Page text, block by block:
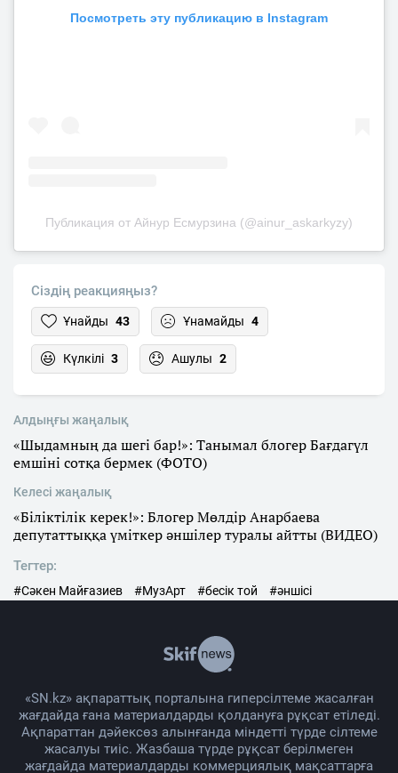
Посмотреть эту публикацию в Instagram
Публикация от Айнур Есмурзина (@ainur_askarkyzy)
Сіздің реакцияңыз?
Ұнайды 43 Ұнамайды 4
Күлкілі 3 Ашулы 2
Алдыңғы жаңалық
«Шыдамның да шегі бар!»: Танымал блогер Бағдагүл
емшіні сотқа бермек (ФОТО)
Келесі жаңалық
«Біліктілік керек!»: Блогер Мөлдір Анарбаева
депутаттыққа үміткер әншілер туралы айтты (ВИДЕО)
Тегтер:
#Сәкен Майғазиев #МузАрт #бесік той #әншісі
«SN.kz» ақпараттық порталына гиперсілтеме жасалған
жағдайда ғана материалдарды қолдануға рұқсат етіледі.
Ақпараттан дәйексөз алынғанда міндетті түрде сілтеме
жасалуы тиіс. Жазбаша түрде рұқсат берілмеген
жағдайда материалдарды коммерциялық мақсаттарға